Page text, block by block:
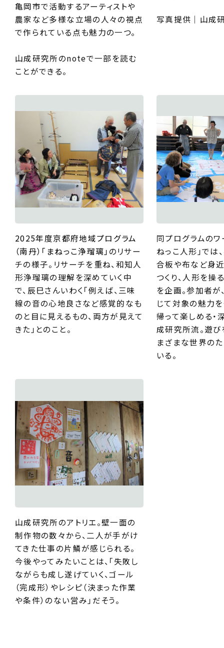
亀岡市で活動するアーティストや
農家など多様な立場の人々の視点
で作られている点も魅力の一つ。
山成研究所のnoteで一部を読む
ことができる。
写真提供｜山成
2025年度京都府地域プログラム
（南丹）「まねっこ浄瑠璃」 のリサー
チの様子。リサーチを重ね、和知人
形浄瑠璃の理解を深めていく中
で、辰巳さんいわく「例えば、三味
線の音の心地良さなど感覚的なも
のと目に見えるもの、両方が見えて
きた」とのこと。
同プログラムのワ
ねっこ人形」では
合板や布など身
つくり、人形を操
を企画。参加者が
じて対象の魅力
帰って楽しめる
成研究所流。遊び
まざまな世界の
いる。
山成研究所のアトリエ。壁一面の
制作物の数々から、二人が手がけ
てきた仕事の片鱗が感じられる。
今後やってみたいことは、「失敗し
ながらも成し遂げていく、ゴール
（完成形）やレシピ（決まった作業
や条件）のない営み」だそう。